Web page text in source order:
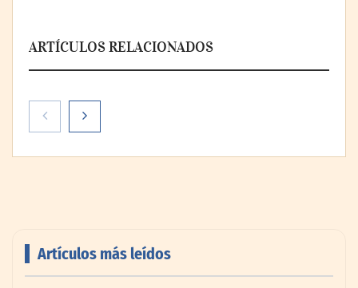
ARTÍCULOS RELACIONADOS
Artículos más leídos